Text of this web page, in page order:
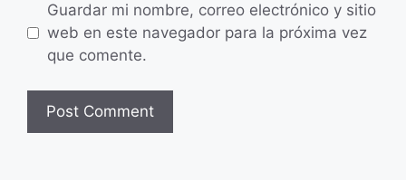
Guardar mi nombre, correo electrónico y sitio
web en este navegador para la próxima vez
que comente.